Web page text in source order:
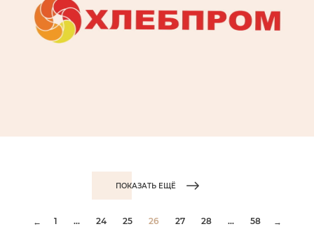
ПОКАЗАТЬ ЕЩЁ
← 1 ... 24 25 26 27 28 ... 58 →